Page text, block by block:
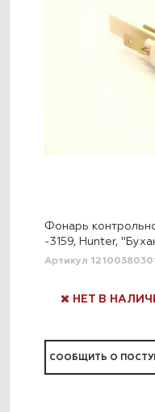
Фонарь
-3159, Hunter,
Артикул
НЕТ В
СООБЩИТЬ О